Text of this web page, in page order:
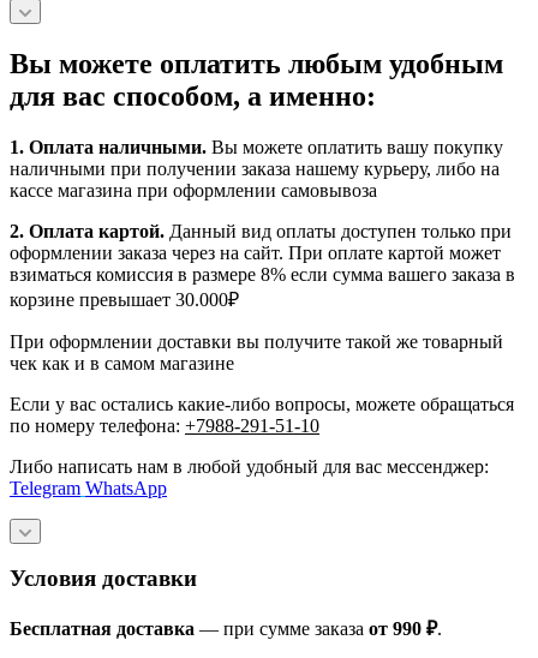
Вы можете оплатить любым удобным
для вас способом, а именно:
1. Оплата наличными. Вы можете оплатить вашу покупку
наличными при получении заказа нашему курьеру, либо на
кассе магазина при оформлении самовывоза
2. Оплата картой. Данный вид оплаты доступен только при
оформлении заказа через на сайт. При оплате картой может
взиматься комиссия в размере 8% если сумма вашего заказа в
корзине превышает 30.000₽
При оформлении доставки вы получите такой же товарный
чек как и в самом магазине
Если у вас остались какие-либо вопросы, можете обращаться
по номеру телефона: +7988-291-51-10
Либо написать нам в любой удобный для вас мессенджер:
Telegram WhatsApp
Условия доставки
Бесплатная доставка — при сумме заказа от 990 ₽.